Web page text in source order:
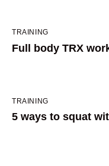
TRAINING
Full body TRX
TRAINING
5 ways to squat